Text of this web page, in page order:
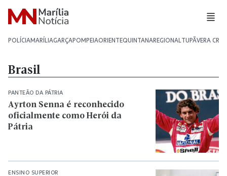
POLÍCIAMARÍLIAGARÇAPOMPEIAORIENTEQUINTANAREGIONALTUPÃVERA CRUZ
Brasil
PANTEÃO DA PÁTRIA
Ayrton Senna é reconhecido
oficialmente como Herói da
Pátria
ENSINO SUPERIOR